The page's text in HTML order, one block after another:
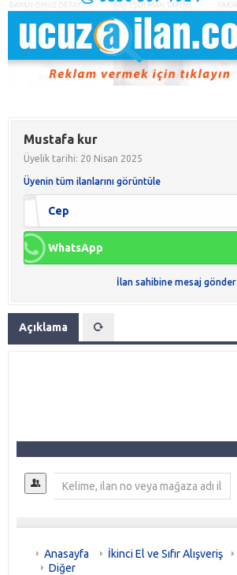
Mustafa kur
Üyelik tarihi: 20 Nisan 2025
Üyenin tüm ilanlarını görüntüle
Cep
WhatsApp
İlan sahibine mesaj gönder
Açıklama
Anasayfa İkinci El ve Sıfır Alışveriş
Diğer